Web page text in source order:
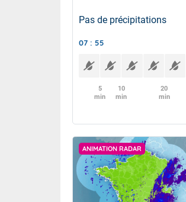
Pas de précipitations
07 : 55
5
min
10
min
20
min
ANIMATION RADAR